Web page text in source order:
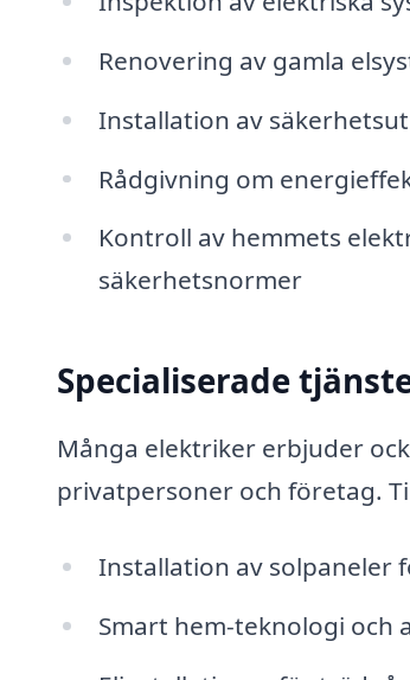
Renovering av gamla
Installation av
Rådgivning om
Kontroll av hemmets
säkerhetsnormer
Specialiserade
Många elektriker erbjuder
privatpersoner och företag.
Installation av solpaneler
Smart hem-teknologi och